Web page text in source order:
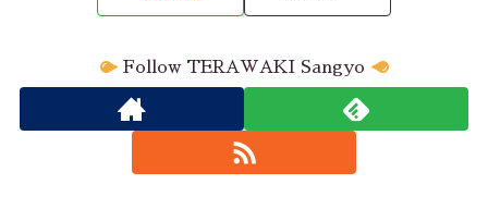
Follow TERAWAKI Sangyo